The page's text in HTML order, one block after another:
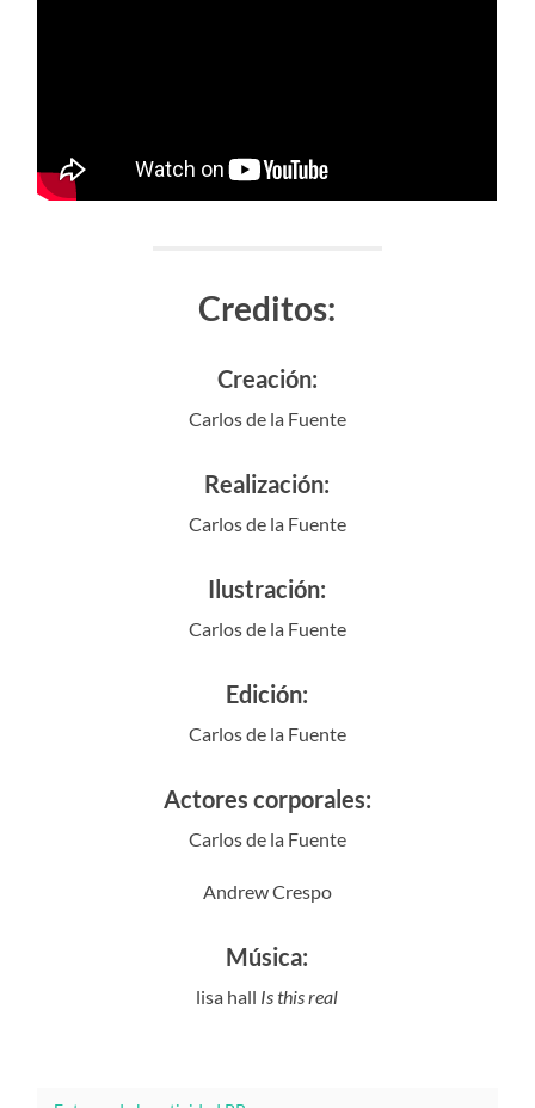
Creditos:
Creación:
Carlos de la Fuente
Realización:
Carlos de la Fuente
Ilustración:
Carlos de la Fuente
Edición:
Carlos de la Fuente
Actores corporales:
Carlos de la Fuente
Andrew Crespo
Música:
lisa hall Is this real